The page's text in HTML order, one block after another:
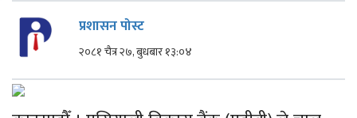
प्रशासन पोस्ट
२०८१ चैत्र २७, बुधबार १३:०४